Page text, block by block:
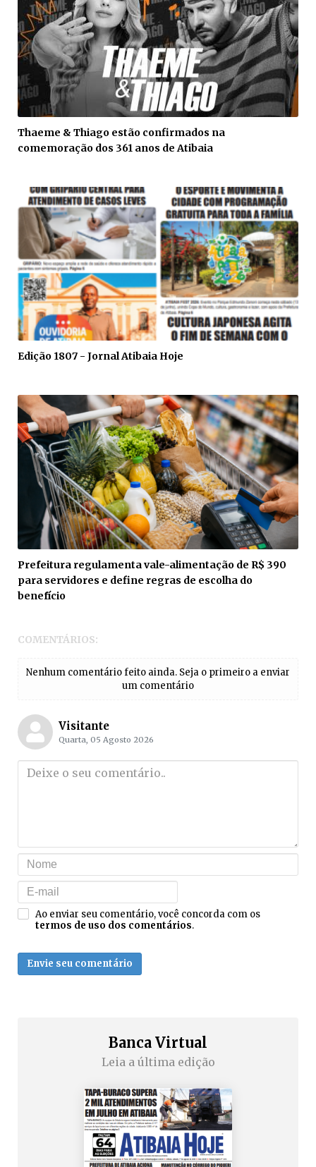
Thaeme & Thiago estão confirmados na
comemoração dos 361 anos de Atibaia
Edição 1807 - Jornal Atibaia Hoje
Prefeitura regulamenta vale-alimentação de R$ 390
para servidores e define regras de escolha do
benefício
COMENTÁRIOS:
Nenhum comentário feito ainda. Seja o primeiro a enviar
um comentário
Visitante
Quarta, 05 Agosto 2026
Ao enviar seu comentário, você concorda com os
termos de uso dos comentários.
Envie seu comentário
Banca Virtual
Leia a última edição